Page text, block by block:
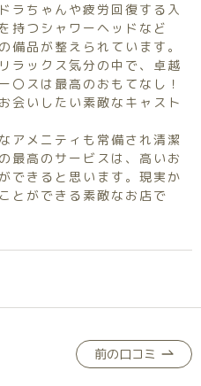
ラちゃんや疲労回復する入
持つシャワーヘッドなど
備品が整えられています。
ラックス気分の中で、卓越
〇スは最高のおもてなし！
会いしたい素敵なキャスト
アメニティも常備され清潔
最高のサービスは、高いお
できると思います。現実か
とができる素敵なお店で
前の口コミ